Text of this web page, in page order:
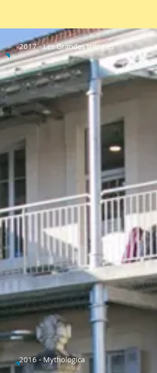
2017 - Les Grandes trilogies
2016 - Mythologica